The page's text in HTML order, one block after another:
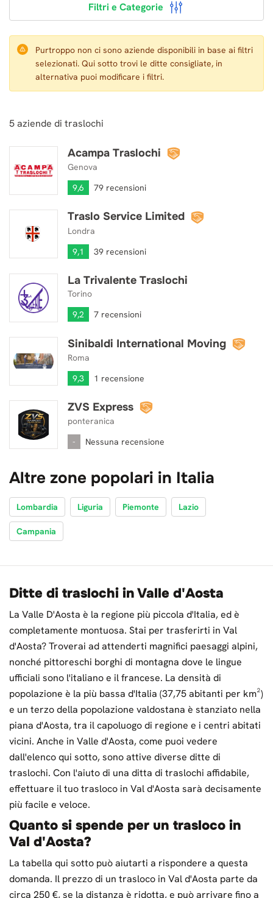
Filtri e Categorie
Purtroppo non ci sono aziende disponibili in base ai filtri
selezionati. Qui sotto trovi le ditte consigliate, in
alternativa puoi modificare i filtri.
5aziende di traslochi
Acampa Traslochi
Genova
9,6
79 recensioni
Acampa Traslochi
Traslo Service Limited
Londra
9,1
39 recensioni
Traslo Service Limited
La Trivalente Traslochi
Torino
9,2
7 recensioni
La Trivalente Traslochi
Sinibaldi International Moving
Roma
9,3
1 recensione
Sinibaldi International Moving
ZVS Express
ponteranica
-
Nessuna recensione
ZVS Express
Altre zone popolari in Italia
Lombardia Liguria Piemonte Lazio
Campania
Ditte di traslochi in Valle d'Aosta
La Valle D'Aosta è la regione più piccola d'Italia, ed è
completamente montuosa. Stai per trasferirti in Val
d'Aosta? Troverai ad attenderti magnifici paesaggi alpini,
nonché pittoreschi borghi di montagna dove le lingue
ufficiali sono l'italiano e il francese. La densità di
popolazione è la più bassa d'Italia (37,75 abitanti per km²)
e un terzo della popolazione valdostana è stanziato nella
piana d'Aosta, tra il capoluogo di regione e i centri abitati
vicini. Anche in Valle d'Aosta, come puoi vedere
dall'elenco qui sotto, sono attive diverse ditte di
traslochi. Con l'aiuto di una ditta di traslochi affidabile,
effettuare il tuo trasloco in Val d'Aosta sarà decisamente
più facile e veloce.
Quanto si spende per un trasloco in
Val d'Aosta?
La tabella qui sotto può aiutarti a rispondere a questa
domanda. Il prezzo di un trasloco in Val d'Aosta parte da
circa 250 €, se la distanza è ridotta, e può arrivare fino a